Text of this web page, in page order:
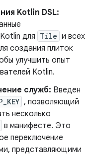
Kotlin DSL:
для Tile и всех
создания плиток
улучшить опыт
Kotlin.
служб: Введен
, позволяющий
несколько
в манифесте. Это
переключение
представляющими